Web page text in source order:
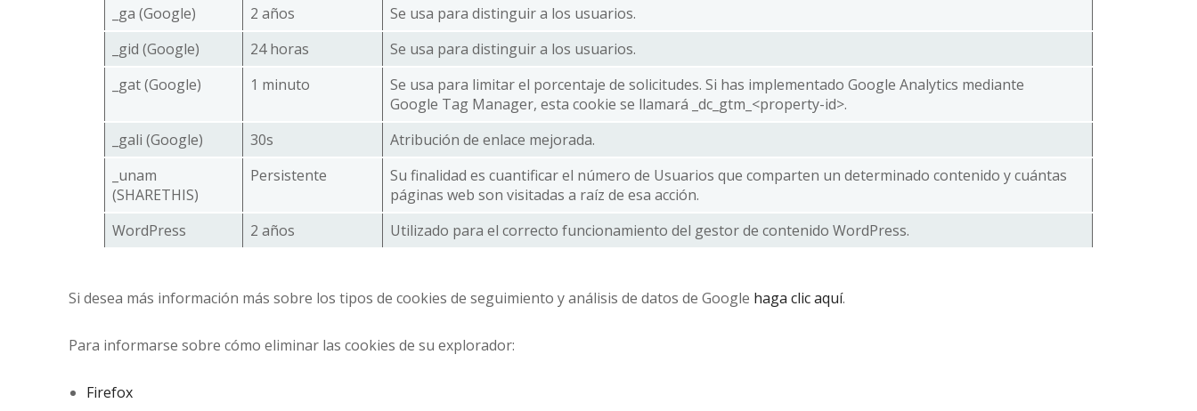
_ga (Google) 2 años
Se usa para distinguir a los usuarios.
_gid (Google)
24 horas
Se usa para distinguir a los usuarios.
_gat (Google)
1 minuto
Se usa para limitar el porcentaje de solicitudes. Si has implementado Google Analytics mediante
Google Tag Manager, esta cookie se llamará _dc_gtm_<property-id>.
_gali (Google)
30s
Atribución de enlace mejorada.
_unam
(SHARETHIS)
Persistente
Su finalidad es cuantificar el número de Usuarios que comparten un determinado contenido y cuántas
páginas web son visitadas a raíz de esa acción.
WordPress
2 años Utilizado para el correcto funcionamiento del gestor de contenido WordPress.
Si desea más información más sobre los tipos de cookies de seguimiento y análisis de datos de Google haga clic aquí.
Para informarse sobre cómo eliminar las cookies de su explorador:
Firefox